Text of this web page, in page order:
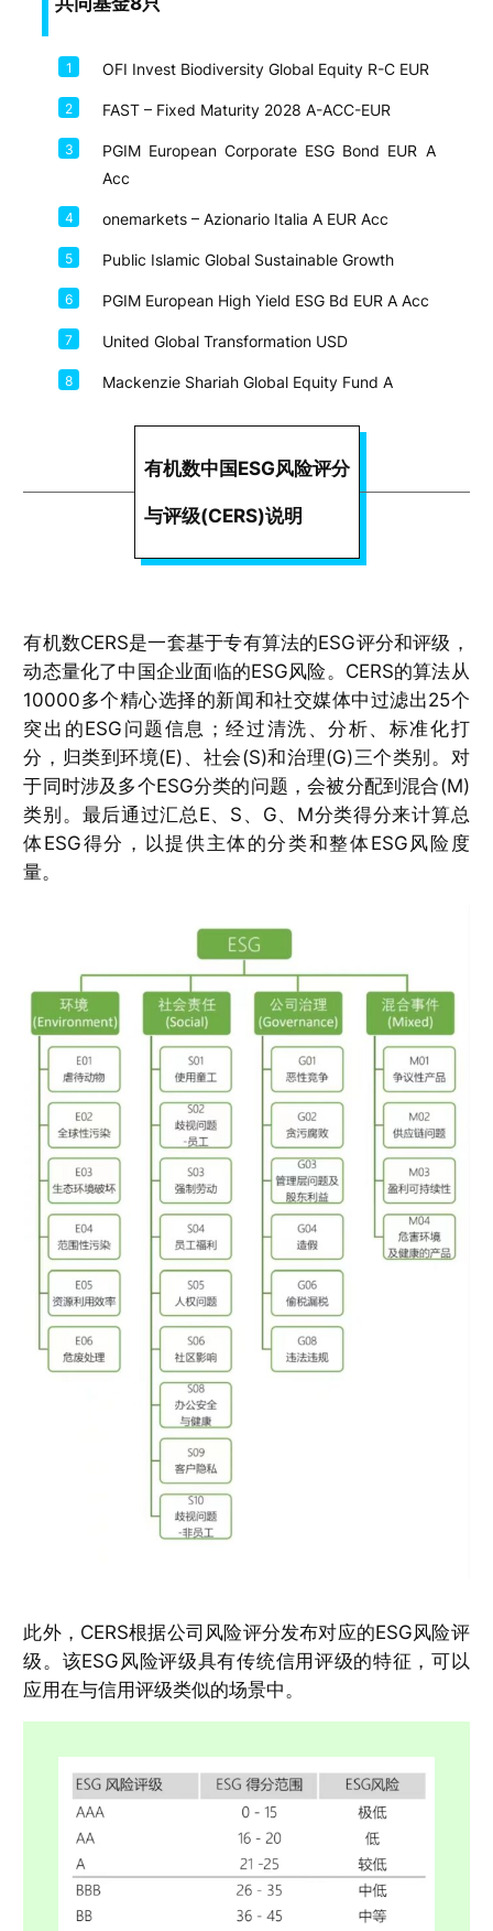
1 OFI Invest Biodiversity Global Equity R-C EUR
2 FAST – Fixed Maturity 2028 A-ACC-EUR
3
PGIM European Corporate ESG Bond EUR A
Acc
4 onemarkets – Azionario Italia A EUR Acc
5 Public Islamic Global Sustainable Growth
6 PGIM European High Yield ESG Bd EUR A Acc
7 United Global Transformation USD
8 Mackenzie Shariah Global Equity Fund A
有机数中国ESG风险评分
与评级(CERS)说明
有机数CERS是一套基于专有算法的ESG评分和评级，
动态量化了中国企业面临的ESG风险。CERS的算法从
10000多个精心选择的新闻和社交媒体中过滤出25个
突出的ESG问题信息；经过清洗、分析、标准化打
分，归类到环境(E)、社会(S)和治理(G)三个类别。对
于同时涉及多个ESG分类的问题，会被分配到混合(M)
类别。最后通过汇总E、S、G、M分类得分来计算总
体ESG得分，以提供主体的分类和整体ESG风险度
量。
此外，CERS根据公司风险评分发布对应的ESG风险评
级。该ESG风险评级具有传统信用评级的特征，可以
应用在与信用评级类似的场景中。